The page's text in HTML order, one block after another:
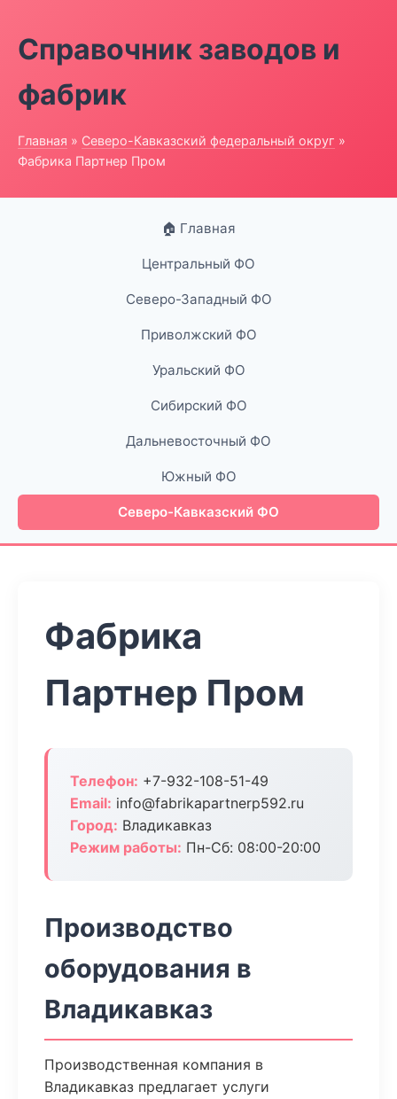
Справочник заводов и
фабрик
Главная » Северо-Кавказский федеральный округ »
Фабрика Партнер Пром
🏠 Главная
Центральный ФО
Северо-Западный ФО
Приволжский ФО
Уральский ФО
Сибирский ФО
Дальневосточный ФО
Южный ФО
Северо-Кавказский ФО
Фабрика
Партнер Пром
Телефон: +7-932-108-51-49
Email: info@fabrikapartnerp592.ru
Город: Владикавказ
Режим работы: Пн-Сб: 08:00-20:00
Производство
оборудования в
Владикавказ
Производственная компания в
Владикавказ предлагает услуги